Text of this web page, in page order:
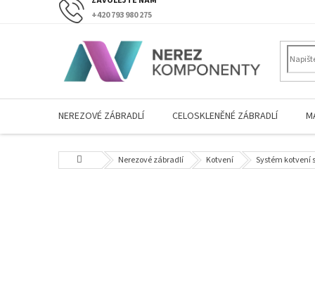
+420 793 980 275
NEREZOVÉ ZÁBRADLÍ CELOSKLENĚNÉ ZÁBRADLÍ
Domů Nerezové zábradlí Kotvení Systém kotvení